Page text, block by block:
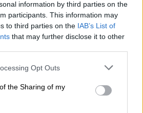
information by third parties on the
participants. This information may
to third parties on the IAB’s List of
that may further disclose it to other
app uses one or more Google
or usage behaviour. You may click to
Google and its third-party tags to
specified purposes in below Google
Opt Outs
the Sharing of my
την επενδυτική βάση